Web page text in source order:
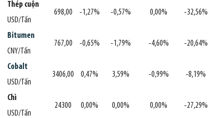
Thép cuộn
USD/Tấn
698,00 -1,27% -0,57% 0,00% -32,56%
Bitumen
CNY/Tấn
767,00 -0,65% -1,79% -4,60% -20,64%
Cobalt
USD/Tấn
3406,00 0,47% 3,59% -0,99% -8,19%
Chì
USD/Tấn
24300 0,00% 0,00% 0,00% -27,29%